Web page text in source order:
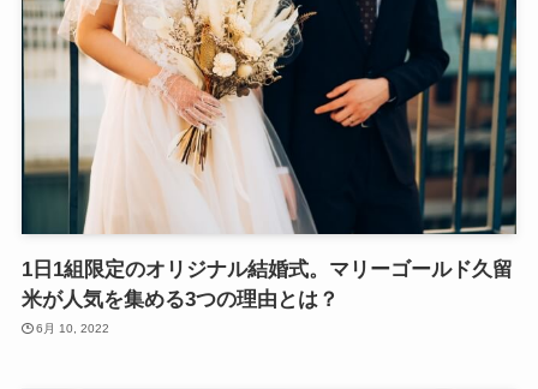
1日1組限定のオリジナル結婚式。マリーゴールド久留
米が人気を集める3つの理由とは？
6月 10, 2022